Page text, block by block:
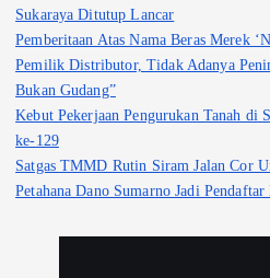
Sukaraya Ditutup Lancar
Pemberitaan Atas Nama Beras Merek
Pemilik Distributor, Tidak Adanya
Bukan Gudang”
Kebut Pekerjaan Pengurukan Tanah di
ke-129
Satgas TMMD Rutin Siram Jalan Cor
Petahana Dano Sumarno Jadi